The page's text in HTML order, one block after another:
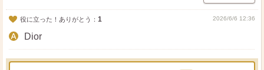
役に立った！ありがとう： 1 2026/6/6 12:36
Dior